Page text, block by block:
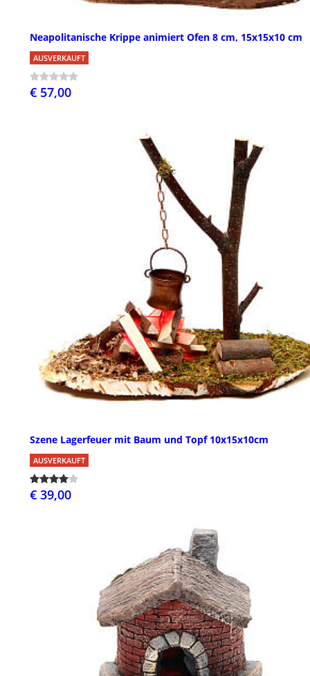
Neapolitanische Krippe animiert Ofen 8 cm, 15x15x10 cm
AUSVERKAUFT
€ 57,00
Szene Lagerfeuer mit Baum und Topf 10x15x10cm
AUSVERKAUFT
€ 39,00